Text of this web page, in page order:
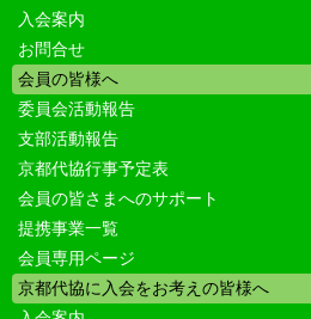
入会案内
お問合せ
会員の皆様へ
委員会活動報告
支部活動報告
京都代協行事予定表
会員の皆さまへのサポート
提携事業一覧
会員専用ページ
京都代協に入会をお考えの皆様へ